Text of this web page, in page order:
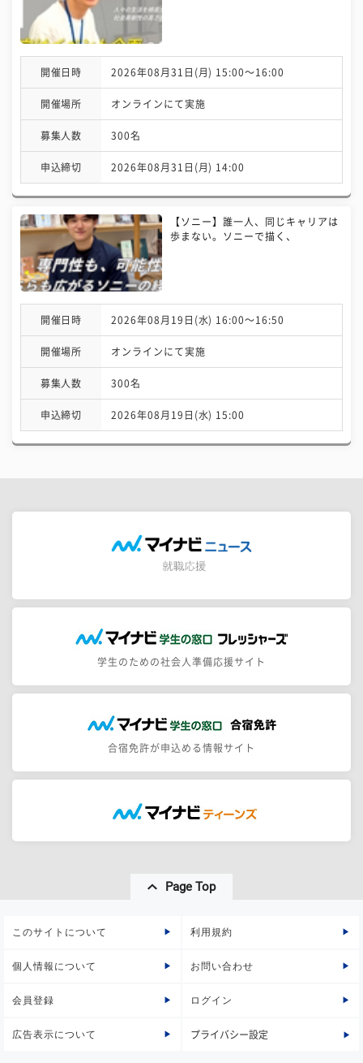
開催日時 2026年08月31日(月) 15:00〜16:00
開催場所 オンラインにて実施
募集人数 300名
申込締切 2026年08月31日(月) 14:00
【ソニー】誰一人、同じキャリアは
歩まない。ソニーで描く、
開催日時 2026年08月19日(水) 16:00〜16:50
開催場所 オンラインにて実施
募集人数 300名
申込締切 2026年08月19日(水) 15:00
学生のための社会人準備応援サイト
合宿免許が申込める情報サイト
Page Top
このサイトについて 利用規約
個人情報について お問い合わせ
会員登録 ログイン
広告表示について プライバシー設定